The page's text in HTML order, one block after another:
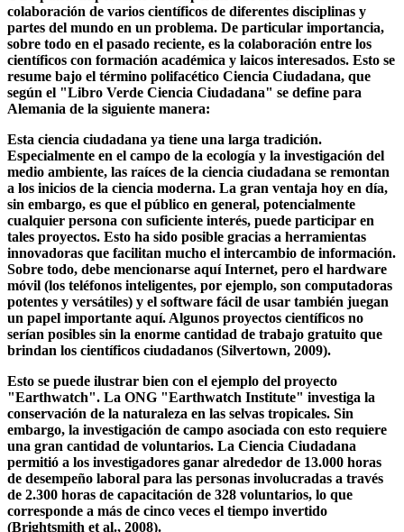
1.2 Ciencia ciudadana: cualquiera puede investigar
Otro punto importante en la apertura de la ciencia es la
colaboración de varios científicos de diferentes disciplinas y
partes del mundo en un problema. De particular importancia,
sobre todo en el pasado reciente, es la colaboración entre los
científicos con formación académica y laicos interesados. Esto se
resume bajo el término polifacético Ciencia Ciudadana, que
según el "Libro Verde Ciencia Ciudadana" se define para
Alemania de la siguiente manera:
Esta ciencia ciudadana ya tiene una larga tradición.
Especialmente en el campo de la ecología y la investigación del
medio ambiente, las raíces de la ciencia ciudadana se remontan
a los inicios de la ciencia moderna. La gran ventaja hoy en día,
sin embargo, es que el público en general, potencialmente
cualquier persona con suficiente interés, puede participar en
tales proyectos. Esto ha sido posible gracias a herramientas
innovadoras que facilitan mucho el intercambio de información.
Sobre todo, debe mencionarse aquí Internet, pero el hardware
móvil (los teléfonos inteligentes, por ejemplo, son computadoras
potentes y versátiles) y el software fácil de usar también juegan
un papel importante aquí. Algunos proyectos científicos no
serían posibles sin la enorme cantidad de trabajo gratuito que
brindan los científicos ciudadanos (Silvertown, 2009).
Esto se puede ilustrar bien con el ejemplo del proyecto
"Earthwatch". La ONG "Earthwatch Institute" investiga la
conservación de la naturaleza en las selvas tropicales. Sin
embargo, la investigación de campo asociada con esto requiere
una gran cantidad de voluntarios. La Ciencia Ciudadana
permitió a los investigadores ganar alrededor de 13.000 horas